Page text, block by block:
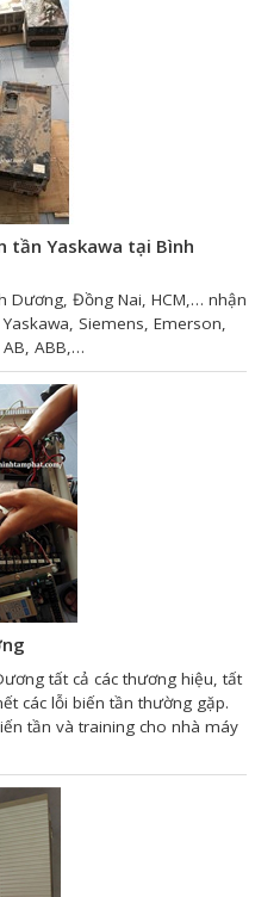
tần Yaskawa tại Bình
Dương, Đồng Nai, HCM,… nhận
Siemens, Emerson,
ABB,…
tất cả các thương hiệu, tất
các lỗi biến tần thường gặp.
tần và training cho nhà máy